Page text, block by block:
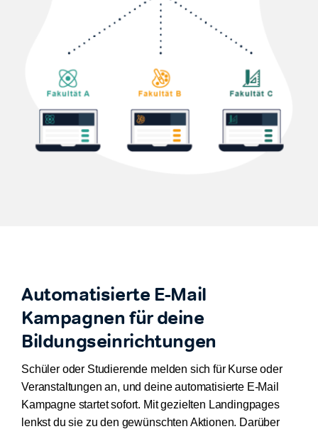
Automatisierte E-Mail
Kampagnen für deine
Bildungseinrichtungen
Schüler oder Studierende melden sich für Kurse oder
Veranstaltungen an, und deine automatisierte E-Mail
Kampagne startet sofort. Mit gezielten Landingpages
lenkst du sie zu den gewünschten Aktionen. Darüber